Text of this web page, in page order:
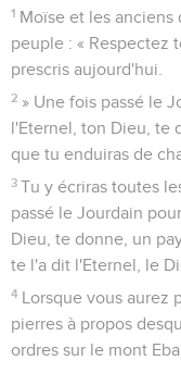
1 Moïse et les anciens
peuple : « Respectez
prescris aujourd'hui.
2 » Une fois passé le
l'Eternel, ton Dieu, te
que tu enduiras de
3 Tu y écriras toutes
passé le Jourdain
Dieu, te donne, un
te l'a dit l'Eternel, le
4 Lorsque vous aurez
pierres à propos
ordres sur le mont